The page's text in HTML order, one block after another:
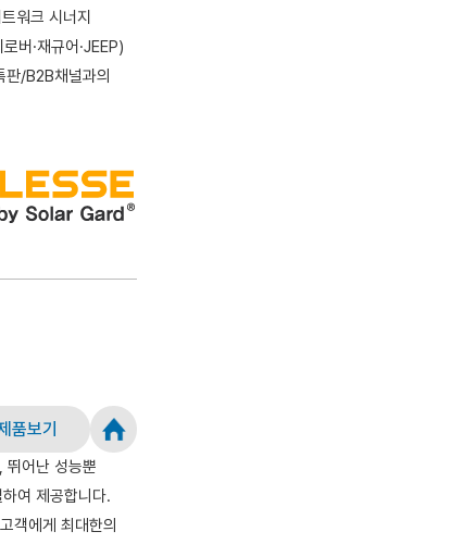
워크 시너지
버·재규어·JEEP)
/B2B채널과의
품보기
뛰어난 성능뿐
여 제공합니다.
객에게 최대한의